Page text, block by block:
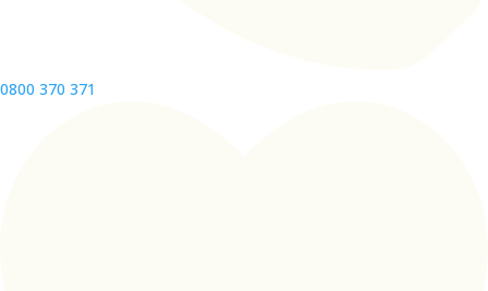
0800 370 371